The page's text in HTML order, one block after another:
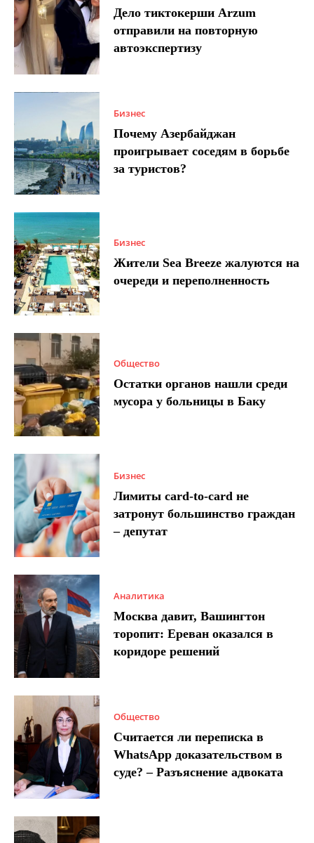
Дело тиктокерши Arzum
отправили на повторную
автоэкспертизу
Бизнес
Почему Азербайджан
проигрывает соседям в борьбе
за туристов?
Бизнес
Жители Sea Breeze жалуются на
очереди и переполненность
Общество
Остатки органов нашли среди
мусора у больницы в Баку
Бизнес
Лимиты card-to-card не
затронут большинство граждан
– депутат
Аналитика
Москва давит, Вашингтон
торопит: Ереван оказался в
коридоре решений
Общество
Считается ли переписка в
WhatsApp доказательством в
суде? – Разъяснение адвоката